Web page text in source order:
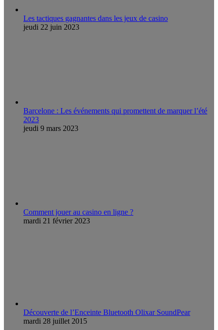
Les tactiques gagnantes dans les jeux de casino
jeudi 22 juin 2023
Barcelone : Les événements qui promettent de marquer l’été
2023
jeudi 9 mars 2023
Comment jouer au casino en ligne ?
mardi 21 février 2023
Découverte de l’Enceinte Bluetooth Olixar SoundPear
mardi 28 juillet 2015